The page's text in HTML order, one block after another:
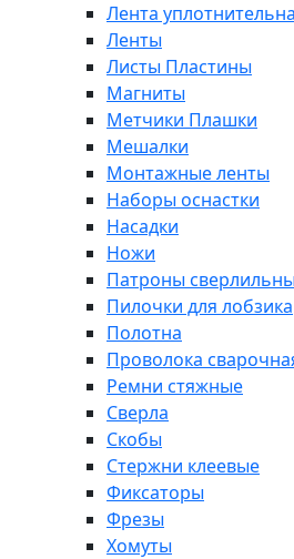
Лента
Ленты
Листы Пластины
Магниты
Метчики Плашки
Мешалки
Монтажные ленты
Наборы оснастки
Насадки
Ножи
Патроны
Пилочки для лобзика
Полотна
Проволока
Ремни стяжные
Сверла
Скобы
Стержни клеевые
Фиксаторы
Фрезы
Хомуты